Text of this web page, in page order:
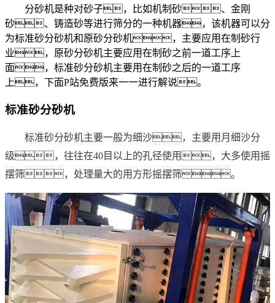
分砂机是种对砂子，比如机制砂、金刚
砂、铸造砂等进行筛分的一种机器，该机器可以分
为标准砂分砂机和原砂分砂机，主要应用在制砂行
业，原砂分砂机主要应用在制砂之前一道工序上
面，标准砂分砂机主要用在制砂之后的一道工序
上，下面P站免费版来一一进行解说。
标准砂分砂机
标准砂分砂机主要一般为细沙，主要用月细沙分
级，往往在40目以上的孔径使用，大多使用摇
摆筛，处理量大的用方形摇摆筛。